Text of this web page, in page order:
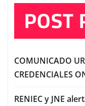
POST
COMUNICADO
CREDENCIALES
RENIEC y JNE